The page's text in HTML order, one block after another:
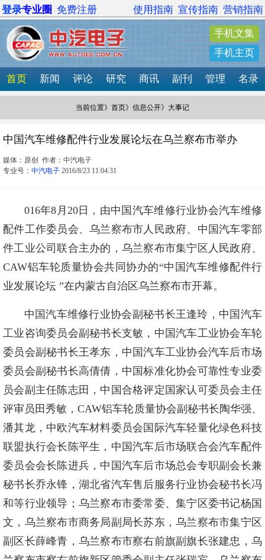
登录专业圈 免费注册 使用指南 宣传指南 营销指南
手机文集
手机主页
首页 新闻 评论 研究 商讯 副刊 管理 名录
当前位置》 首页》 信息公开》大事记
中国汽车维修配件行业发展论坛在乌兰察布市举办
媒体：原创 作者：中汽电子
专业号： 中汽电子 2016/8/23 11:04:31
016年8月20日，由中国汽车维修行业协会汽车维修
配件工作委员会、乌兰察布市人民政府、中国汽车零部
件工业公司联合主办的，乌兰察布市集宁区人民政府、
CAW铝车轮质量协会共同协办的“中国汽车维修配件行
业发展论坛 ”在内蒙古自治区乌兰察布市开幕。
中国汽车维修行业协会副秘书长王逢玲，中国汽车
工业咨询委员会副秘书长支敏，中国汽车工业协会车轮
委员会副秘书长王孝东，中国汽车工业协会汽车后市场
委员会副秘书长高倩倩，中国标准化协会可靠性专业委
员会副主任陈志田，中国合格评定国家认可委员会主任
评审员田秀敏，CAW铝车轮质量协会副秘书长陶华强、
潘其龙，中欧汽车材料委员会国际汽车轻量化绿色科技
联盟执行会长陈平生，中国汽车后市场联合会汽车配件
委员会会长陈进兵，中国汽车后市场总会专职副会长兼
秘书长乔永锋，湖北省汽车售后服务行业协会秘书长冯
和等行业领导；乌兰察布市委常委、集宁区委书记杨国
文，乌兰察布市商务局副局长苏东，乌兰察布市集宁区
副区长薛峰青，乌兰察布市察右前旗副旗长张建忠，乌